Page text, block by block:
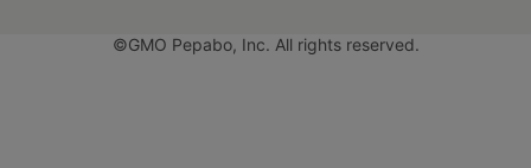
©GMO Pepabo, Inc. All rights reserved.